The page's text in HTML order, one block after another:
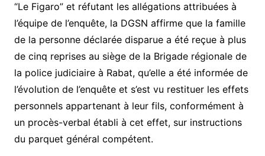
“Le Figaro” et réfutant les allégations attribuées à
l’équipe de l’enquête, la DGSN affirme que la famille
de la personne déclarée disparue a été reçue à plus
de cinq reprises au siège de la Brigade régionale de
la police judiciaire à Rabat, qu’elle a été informée de
l’évolution de l’enquête et s’est vu restituer les effets
personnels appartenant à leur fils, conformément à
un procès-verbal établi à cet effet, sur instructions
du parquet général compétent.